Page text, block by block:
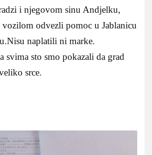
i njegovom sinu Andjelku,
odvezli pomoc u Jablanicu
naplatili ni marke.
svima sto smo pokazali da grad
srce.